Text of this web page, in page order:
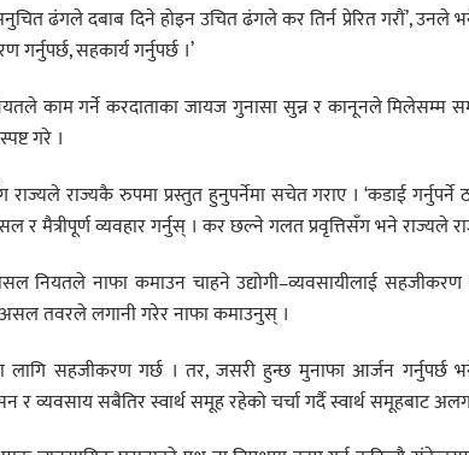
ढंगले दबाब दिने होइन उचित ढंगले कर तिर्न प्रेरित गरौं’, उनले
सहकार्य गर्नुपर्छ ।’
काम गर्ने करदाताका जायज गुनासा सुन्न र कानूनले मिलेसम्म
गरे ।
राज्यले राज्यकै रुपमा प्रस्तुत हुनुपर्नेमा सचेत गराए । ‘कडाई
र मैत्रीपूर्ण व्यवहार गर्नुस् । कर छल्ने गलत प्रवृत्तिसँग भने राज्यले
नियतले नाफा कमाउन चाहने उद्योगी–व्यवसायीलाई
‘असल तवरले लगानी गरेर नाफा कमाउनुस् ।
सहजीकरण गर्छ । तर, जसरी हुन्छ मुनाफा आर्जन गर्नुपर्छ
र व्यवसाय सबैतिर स्वार्थ समूह रहेको चर्चा गर्दै स्वार्थ समूहबाट